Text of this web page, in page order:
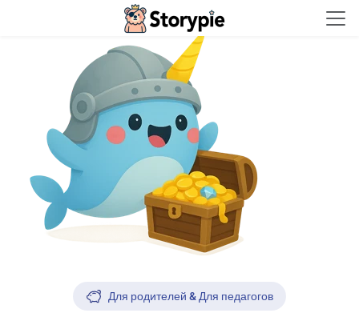
Storypie - Home
Для родителей & Для педагогов